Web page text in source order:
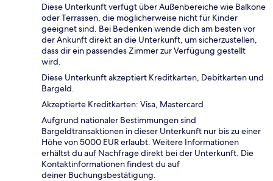
Diese Unterkunft verfügt über Außenbereiche wie Balkone
oder Terrassen, die möglicherweise nicht für Kinder
geeignet sind. Bei Bedenken wende dich am besten vor
der Ankunft direkt an die Unterkunft, um sicherzustellen,
dass dir ein passendes Zimmer zur Verfügung gestellt
wird.
Diese Unterkunft akzeptiert Kreditkarten, Debitkarten und
Bargeld.
Akzeptierte Kreditkarten: Visa, Mastercard
Aufgrund nationaler Bestimmungen sind
Bargeldtransaktionen in dieser Unterkunft nur bis zu einer
Höhe von 5000 EUR erlaubt. Weitere Informationen
erhältst du auf Nachfrage direkt bei der Unterkunft. Die
Kontaktinformationen findest du auf
deiner Buchungsbestätigung.